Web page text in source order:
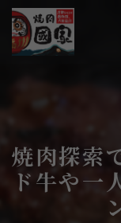
焼肉探索
ド牛や一